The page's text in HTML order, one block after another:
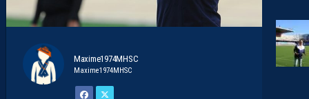
Maxime1974MHSC
Maxime1974MHSC